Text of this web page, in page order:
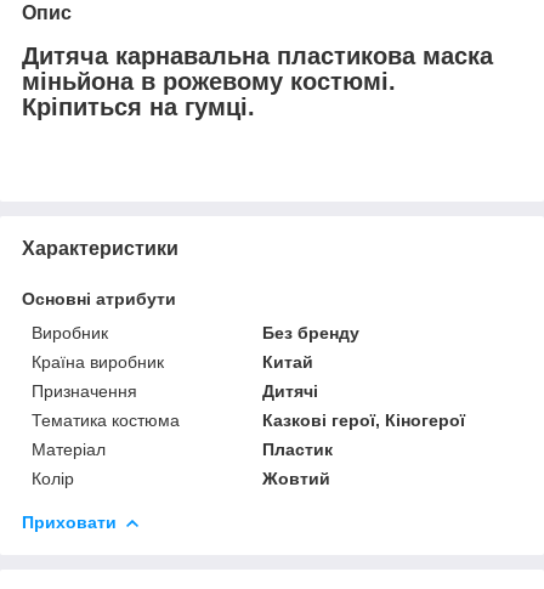
Опис
Дитяча карнавальна пластикова маска
міньйона в рожевому костюмі.
Кріпиться на гумці.
Характеристики
Основні атрибути
Виробник
Без бренду
Країна виробник
Китай
Призначення
Дитячі
Тематика костюма
Казкові герої, Кіногерої
Матеріал
Пластик
Колір
Жовтий
Приховати